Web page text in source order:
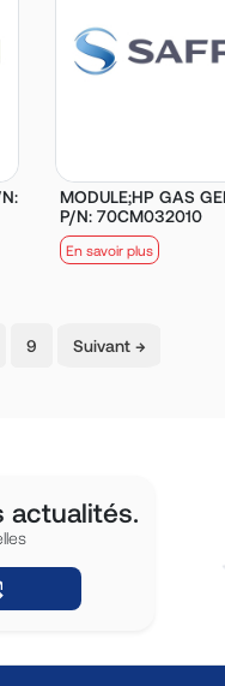
MODULE;HP GAS
P/N: 70CM032010
En savoir plus
9 Suivant →
actualités.